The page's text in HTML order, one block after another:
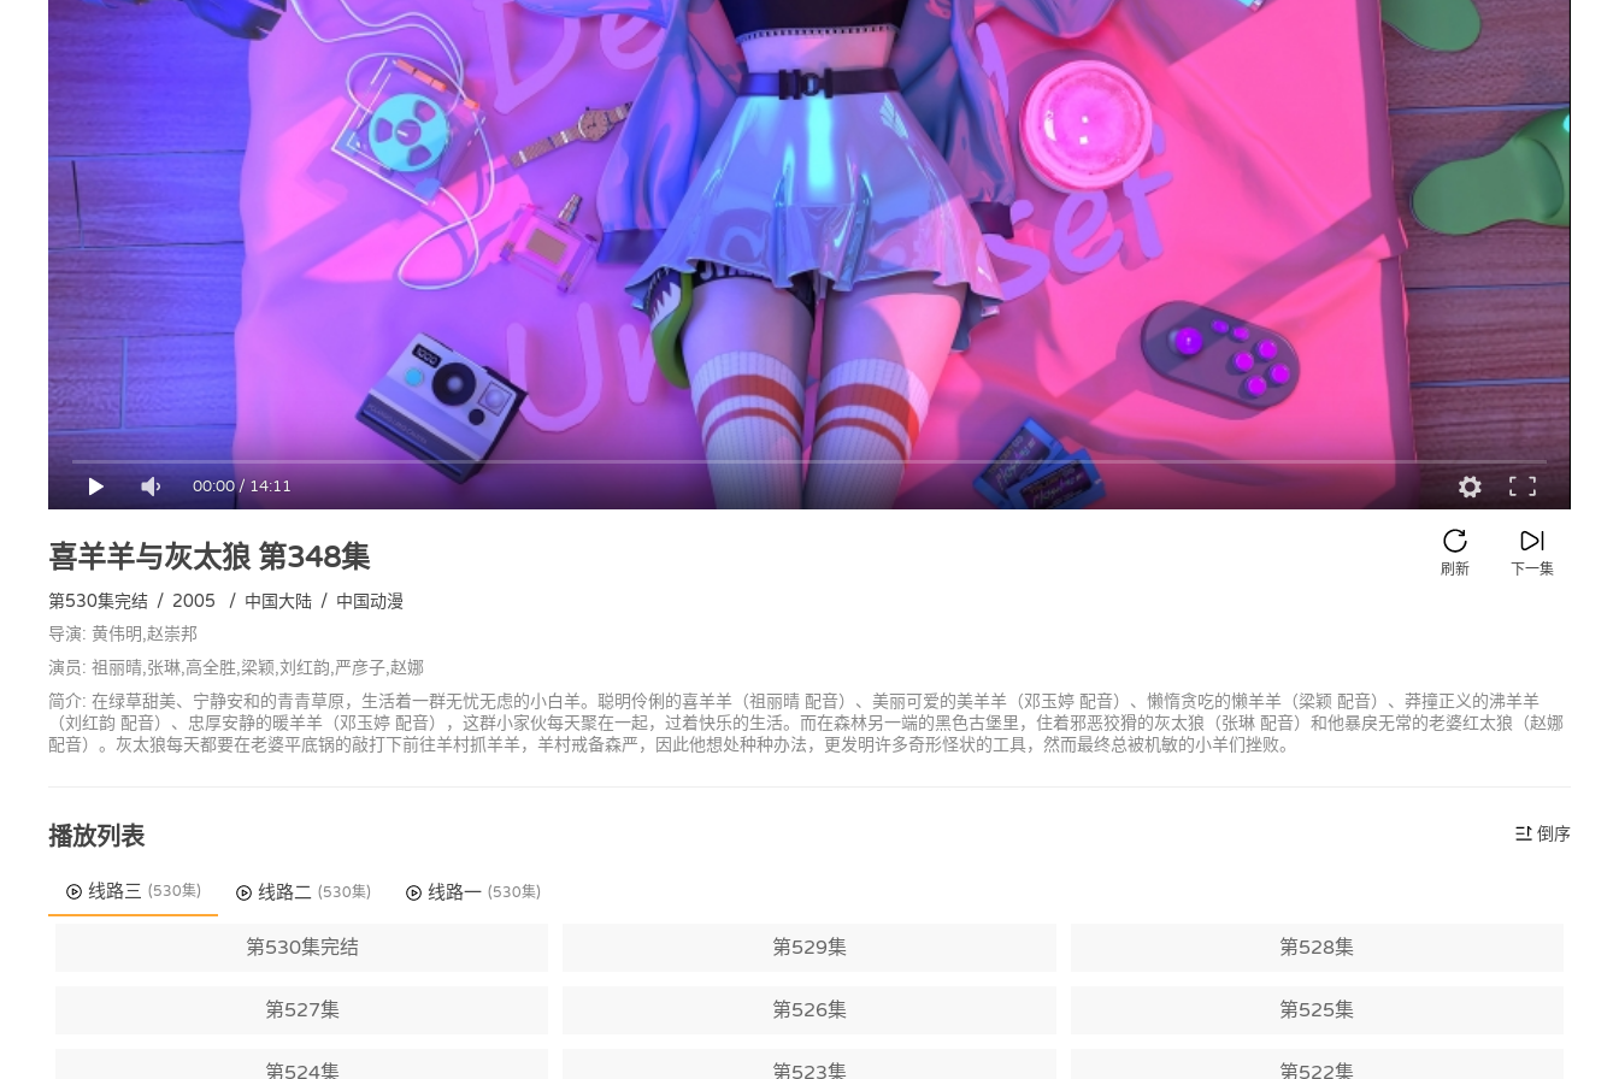
00:00/14:11
喜羊羊与灰太狼第348集 下一集
刷新
第530集完结 / 2005 / 中国大陆 / 中国动漫
导演: 黄伟明,赵崇邦
演员: 祖丽晴,张琳,高全胜,梁颖,刘红韵,严彦子,赵娜
简介: 在绿草甜美、宁静安和的青青草原，生活着一群无忧无虑的小白羊。聪明伶俐的喜羊羊（祖丽晴 配音）、美丽可爱的美羊羊（邓玉婷 配音）、懒惰贪吃的懒羊羊（梁颖 配音）、莽撞正义的沸羊羊
（刘红韵 配音）、忠厚安静的暖羊羊（邓玉婷 配音），这群小家伙每天聚在一起，过着快乐的生活。而在森林另一端的黑色古堡里，住着邪恶狡猾的灰太狼（张琳 配音）和他暴戾无常的老婆红太狼（赵娜
配音）。灰太狼每天都要在老婆平底锅的敲打下前往羊村抓羊羊，羊村戒备森严，因此他想处种种办法，更发明许多奇形怪状的工具，然而最终总被机敏的小羊们挫败。
播放列表 倒序
线路三 (530集) 线路二 (530集) 线路一 (530集)
第530集完结 第529集 第528集
第527集 第526集 第525集
第524集 第523集 第522集